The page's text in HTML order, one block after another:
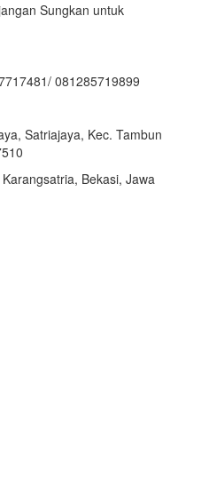
Sungkan untuk
081285719899
Satriajaya, Kec. Tambun
Bekasi, Jawa